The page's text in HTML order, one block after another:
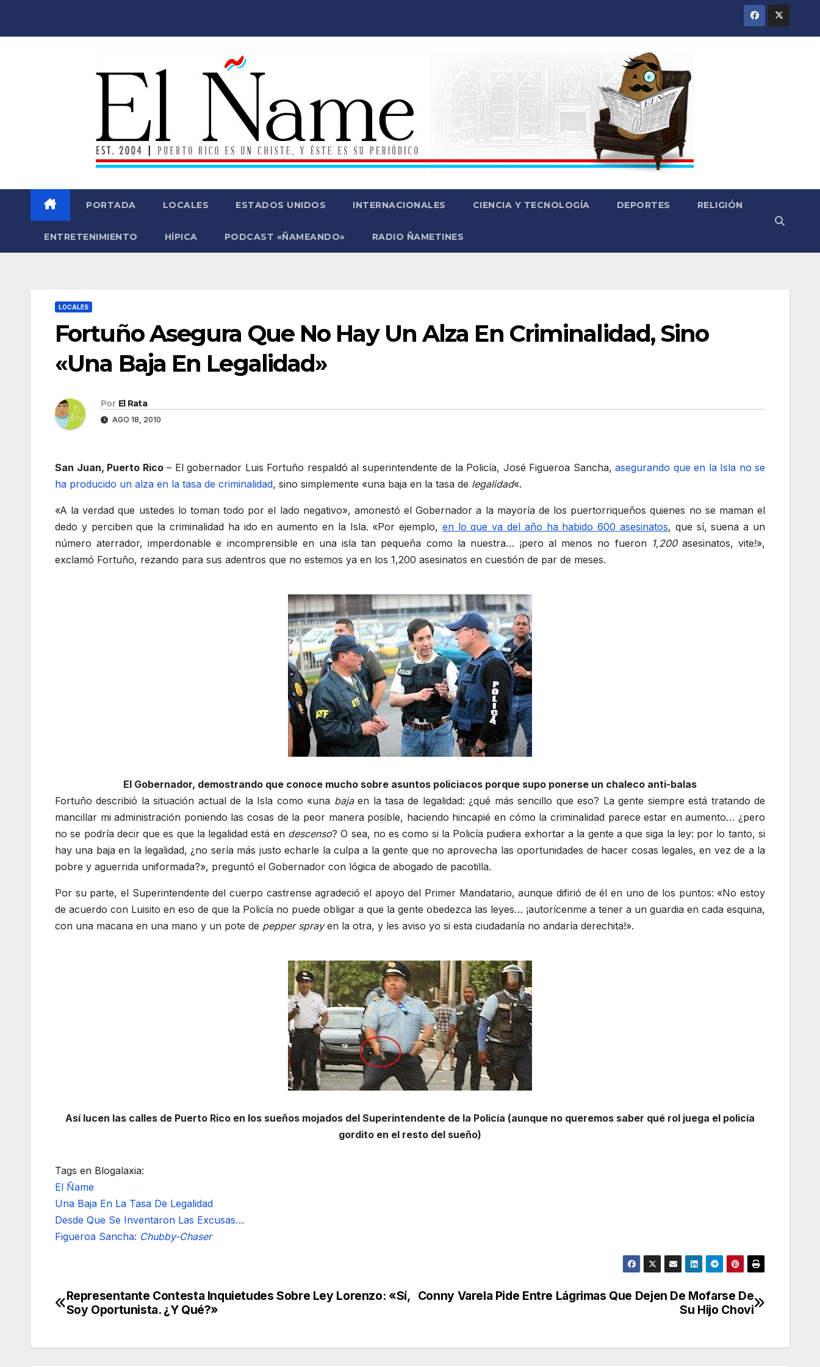
PORTADA LOCALES ESTADOS UNIDOS INTERNACIONALES CIENCIA Y TECNOLOGÍA DEPORTES RELIGIÓN
ENTRETENIMIENTO HÍPICA PODCAST «ÑAMEANDO» RADIO ÑAMETINES
LOCALES
Fortuño Asegura Que No Hay Un Alza En Criminalidad, Sino
«Una Baja En Legalidad»
Por El Rata
AGO 18, 2010
San Juan, Puerto Rico– El gobernador Luis Fortuño respaldó al superintendente de la Policía, José Figueroa Sancha, asegurando que en la Isla no se
ha producido un alza en la tasa de criminalidad, sino simplemente «una baja en la tasa de legalidad«.
«A la verdad que ustedes lo toman todo por el lado negativo», amonestó el Gobernador a la mayoría de los puertorriqueños quienes no se maman el
dedo y perciben que la criminalidad ha ido en aumento en la Isla. «Por ejemplo, en lo que va del año ha habido 600 asesinatos, que sí, suena a un
número aterrador, imperdonable e incomprensible en una isla tan pequeña como la nuestra… ¡pero al menos no fueron 1,200asesinatos, vite!»,
exclamó Fortuño, rezando para sus adentros que no estemos ya en los 1,200 asesinatos en cuestión de par de meses.
El Gobernador, demostrando que conoce mucho sobre asuntos policiacos porque supo ponerse un chaleco anti-balas
Fortuño describió la situación actual de la Isla como «una bajaen la tasa de legalidad: ¿qué más sencillo que eso? La gente siempre está tratando de
mancillar mi administración poniendo las cosas de la peor manera posible, haciendo hincapié en cómo la criminalidad parece estar en aumento… ¿pero
no se podría decir que es que la legalidad está en descenso? O sea, no es como si la Policía pudiera exhortar a la gente a que siga la ley: por lo tanto, si
hay una baja en la legalidad, ¿no sería más justo echarle la culpa a la gente que no aprovecha las oportunidades de hacer cosas legales, en vez de a la
pobre y aguerrida uniformada?», preguntó el Gobernador con lógica de abogado de pacotilla.
Por su parte, el Superintendente del cuerpo castrense agradeció el apoyo del Primer Mandatario, aunque difirió de él en uno de los puntos: «No estoy
de acuerdo con Luisito en eso de que la Policía no puede obligar a que la gente obedezca las leyes… ¡autorícenme a tener a un guardia en cada esquina,
con una macana en una mano y un pote de pepper sprayen la otra, y les aviso yo si esta ciudadanía no andaría derechita!».
Así lucen las calles de Puerto Rico en los sueños mojados del Superintendente de la Policía (aunque no queremos saber qué rol juega el policía
gordito en el resto del sueño)
Tags en Blogalaxia:
El Ñame
Una Baja En La Tasa De Legalidad
Desde Que Se Inventaron Las Excusas…
Figueroa Sancha: Chubby-Chaser
Navegación
entradas
Conny Varela Pide Entre Lágrimas Que Dejen De Mofarse De
Su Hijo Chovi
Representante Contesta Inquietudes Sobre Ley Lorenzo: «Sí,
Soy Oportunista. ¿Y Qué?»